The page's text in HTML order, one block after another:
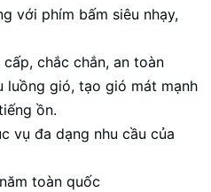
với phím bấm siêu nhạy,
chắc chắn, an toàn
luồng gió, tạo gió mát mạnh
ồn.
vụ đa dạng nhu cầu của
toàn quốc